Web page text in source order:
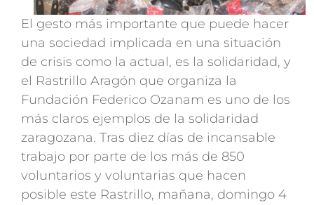
El gesto más importante que puede hacer
una sociedad implicada en una situación
de crisis como la actual, es la solidaridad, y
el Rastrillo Aragón que organiza la
Fundación Federico Ozanam es uno de los
más claros ejemplos de la solidaridad
zaragozana. Tras diez días de incansable
trabajo por parte de los más de 850
voluntarios y voluntarias que hacen
posible este Rastrillo, mañana, domingo 4